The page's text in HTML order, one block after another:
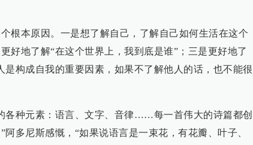
根本原因。一是想了解自己，了解自己如何生活在这个
好地了解“在这个世界上，我到底是谁”；三是更好地了
是构成自我的重要因素，如果不了解他人的话，也不能很
各种元素：语言、文字、音律……每一首伟大的诗篇都创
多尼斯感慨，“如果说语言是一束花，有花瓣、叶子、